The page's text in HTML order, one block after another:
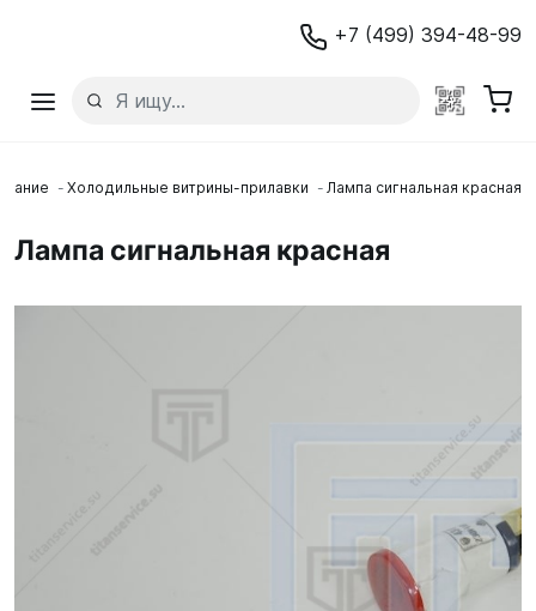
+7 (499) 394-48-99
Холодильные витрины-прилавки Лампа сигнальная красная
Лампа сигнальная красная